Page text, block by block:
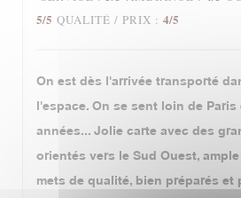
5/5 QUALITÉ / PRIX : 4/5
On est dès l'arrivée transporté
l'espace. On se sent loin de
années... Jolie carte avec des
orientés vers le Sud Ouest,
mets de qualité, bien préparés et